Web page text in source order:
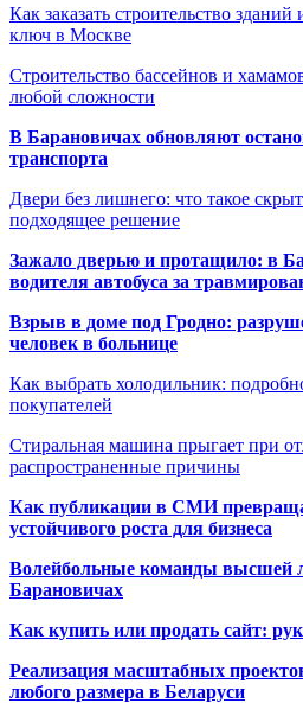
Как заказать строительство
ключ в Москве
Строительство бассейнов и
любой сложности
В Барановичах обновляют
транспорта
Двери без лишнего: что такое
подходящее решение
Зажало дверью и протащило: в
водителя автобуса за
Взрыв в доме под Гродно:
человек в больнице
Как выбрать холодильник:
покупателей
Стиральная машина прыгает при
распространенные причины
Как публикации в СМИ
устойчивого роста для бизнеса
Волейбольные команды высшей
Барановичах
Как купить или продать сайт:
Реализация масштабных
любого размера в Беларуси